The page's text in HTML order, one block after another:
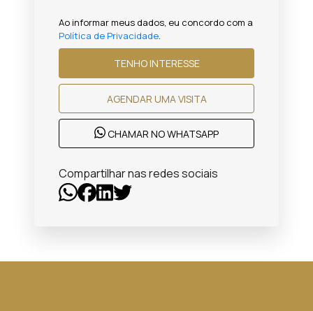
Ao informar meus dados, eu concordo com a
Política de Privacidade.
TENHO INTERESSE
AGENDAR UMA VISITA
CHAMAR NO WHATSAPP
Compartilhar nas redes sociais